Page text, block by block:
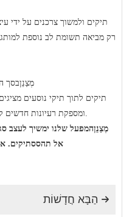
תיקים ולמשוך צרכנים על ידי
רק מביאה תשומת לב נוספת
בסךמְצַנֵן
תיקים לתוך תיקי נוסעים
המפעל שלנו ימשיך לעצבמְצַנֵן
תיקים.אל תהסס
 הַבָּא חֲדָשׁוֹת